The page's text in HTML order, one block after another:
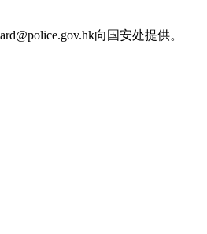
向国安处提供。